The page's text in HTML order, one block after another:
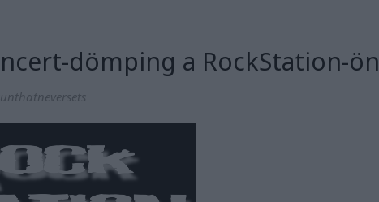
dömping a RockStation-ön